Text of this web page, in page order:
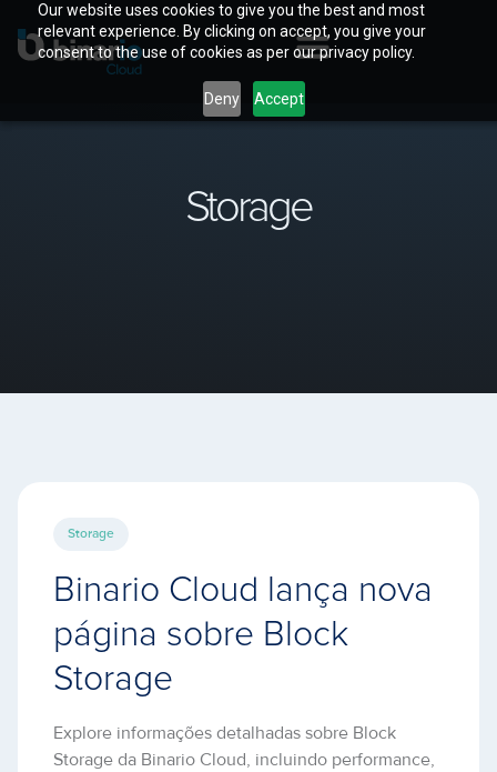
Our website uses cookies to give you the best and most
relevant experience. By clicking on accept, you give your
consent to the use of cookies as per our privacy policy.
Deny Accept
Storage
Storage
Binario Cloud lança nova
página sobre Block
Storage
Explore informações detalhadas sobre Block
Storage da Binario Cloud, incluindo performance,